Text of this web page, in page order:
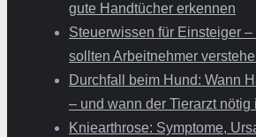
gute Handtücher erkennen
Steuerwissen für Einsteiger
sollten Arbeitnehmer
Durchfall beim Hund: Wann
– und wann der Tierarzt nötig
Kniearthrose: Symptome,